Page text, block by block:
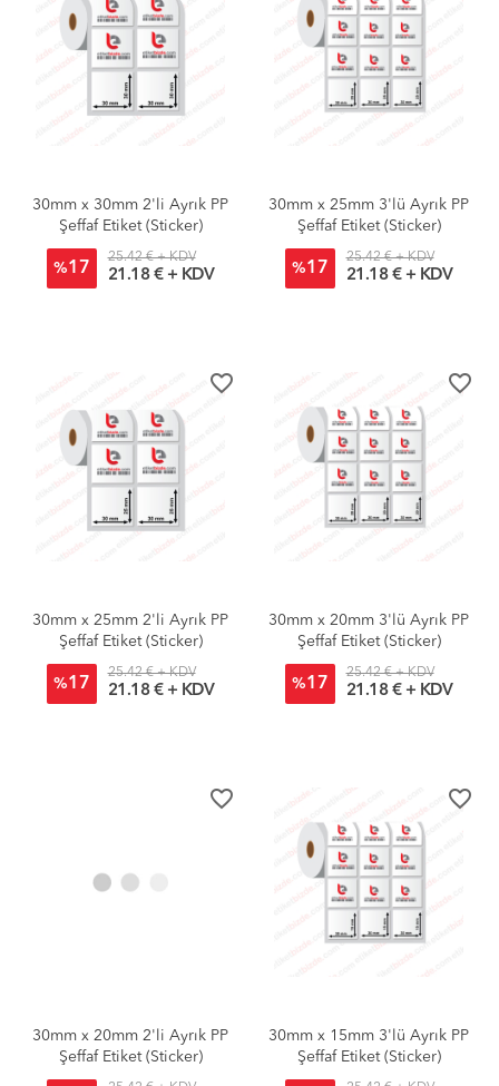
30mm x 30mm 2'li Ayrık PP
Şeffaf Etiket (Sticker)
%17
25.42 € + KDV
21.18 € + KDV
30mm x 25mm 3'lü Ayrık PP
Şeffaf Etiket (Sticker)
%17
25.42 € + KDV
21.18 € + KDV
favorite_border
30mm x 25mm 2'li Ayrık PP
Şeffaf Etiket (Sticker)
%17
25.42 € + KDV
21.18 € + KDV
favorite_border
30mm x 20mm 3'lü Ayrık PP
Şeffaf Etiket (Sticker)
%17
25.42 € + KDV
21.18 € + KDV
favorite_border
30mm x 20mm 2'li Ayrık PP
Şeffaf Etiket (Sticker)
favorite_border
30mm x 15mm 3'lü Ayrık PP
Şeffaf Etiket (Sticker)